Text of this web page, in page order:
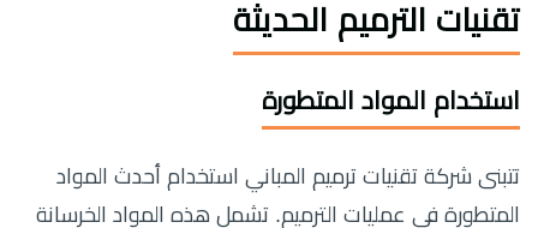
تقنيات الترميم الحديثة
استخدام المواد المتطورة
تتبنى شركة تقنيات ترميم المباني استخدام أحدث المواد
المتطورة في عمليات الترميم. تشمل هذه المواد الخرسانة